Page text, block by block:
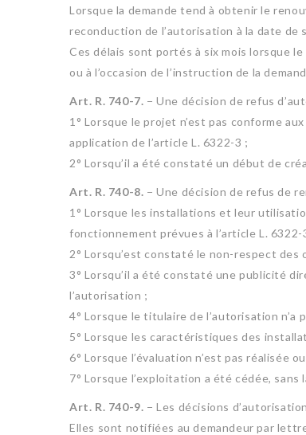
Lorsque la demande tend à obtenir le
reconduction de l’autorisation à la date de
Ces délais sont portés à six mois lorsque
ou à l’occasion de l’instruction de la
Art. R. 740-7. − Une décision de refus
1° Lorsque le projet n’est pas conforme
application de l’article L. 6322-3 ;
2° Lorsqu’il a été constaté un début de
Art. R. 740-8. − Une décision de refus de
1° Lorsque les installations et leur
fonctionnement prévues à l’article L. 6322-
2° Lorsqu’est constaté le non-respect des
3° Lorsqu’il a été constaté une publicité
l’autorisation ;
4° Lorsque le titulaire de l’autorisation
5° Lorsque les caractéristiques des
6° Lorsque l’évaluation n’est pas réalisée
7° Lorsque l’exploitation a été cédée,
Art. R. 740-9. − Les décisions
Elles sont notifiées au demandeur par